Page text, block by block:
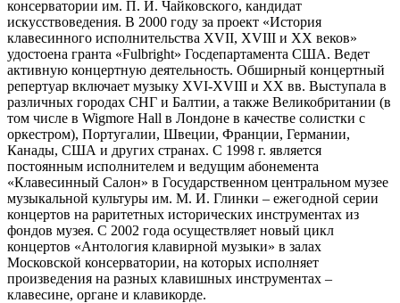
консерватории им. П. И. Чайковского, кандидат
искусствоведения. В 2000 году за проект «История
клавесинного исполнительства XVII, XVIII и XX веков»
удостоена гранта «Fulbright» Госдепартамента США. Ведет
активную концертную деятельность. Обширный концертный
репертуар включает музыку XVI-XVIII и XX вв. Выступала в
различных городах СНГ и Балтии, а также Великобритании (в
том числе в Wigmore Hall в Лондоне в качестве солистки с
оркестром), Португалии, Швеции, Франции, Германии,
Канады, США и других странах. С 1998 г. является
постоянным исполнителем и ведущим абонемента
«Клавесинный Салон» в Государственном центральном музее
музыкальной культуры им. М. И. Глинки – ежегодной серии
концертов на раритетных исторических инструментах из
фондов музея. С 2002 года осуществляет новый цикл
концертов «Антология клавирной музыки» в залах
Московской консерватории, на которых исполняет
произведения на разных клавишных инструментах –
клавесине, органе и клавикорде.